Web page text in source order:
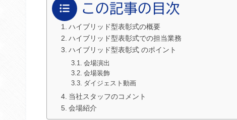
この記事の目次
ハイブリッド型表彰式の概要
ハイブリッド型表彰式での担当業務
ハイブリッド型表彰式 のポイント
会場演出
会場装飾
ダイジェスト動画
当社スタッフのコメント
会場紹介